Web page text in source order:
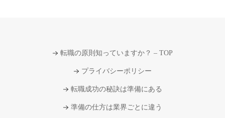
転職の原則知っていますか？ – TOP
プライバシーポリシー
転職成功の秘訣は準備にある
準備の仕方は業界ごとに違う